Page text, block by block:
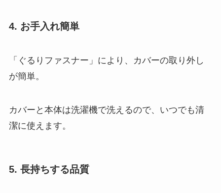
4. お手入れ簡単
「ぐるりファスナー」により、カバーの取り外し
が簡単。
カバーと本体は洗濯機で洗えるので、いつでも清
潔に使えます。
5. 長持ちする品質